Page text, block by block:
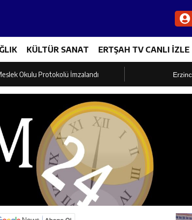
KÜLTÜR SANAT ERTŞAH TV CANLI İZLE
Okulu Protokolü İmzalandı
Toplantısı